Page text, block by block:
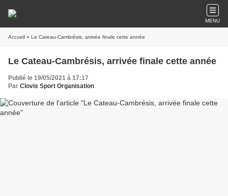
MENU
Accueil » Le Cateau-Cambrésis, arrivée finale cette année
Le Cateau-Cambrésis, arrivée finale cette année
Publié le 19/05/2021 à 17:17
Par Clovis Sport Organisation